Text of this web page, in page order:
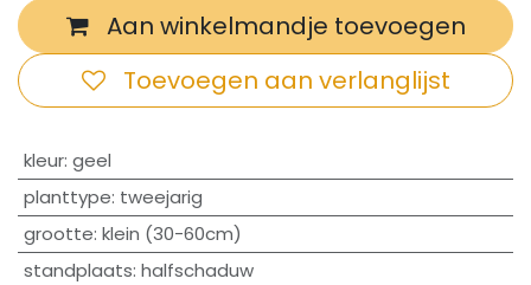
Aan winkelmandje toevoegen
Toevoegen aan verlanglijst
​kleur: geel
planttype: tweejarig
grootte: klein (30-60cm)
standplaats: halfschaduw